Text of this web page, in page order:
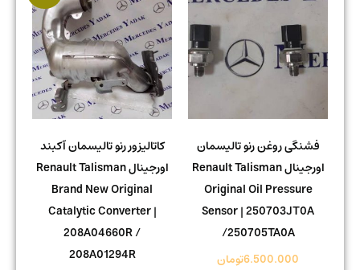
فشنگی روغن رنو تالیسمان
اورجینال Renault Talisman
Original Oil Pressure
Sensor | 250703JT0A
/250705TA0A
6.500.000تومان
کاتالیزور رنو تالیسمان آکبند
اورجینال Renault Talisman
Brand New Original
Catalytic Converter |
208A04660R /
208A01294R